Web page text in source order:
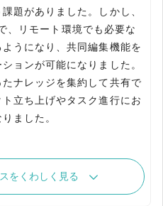
題がありました。しかし、
、リモート環境でも必要な
うになり、共同編集機能を
ョンが可能になりました。
ナレッジを集約して共有で
立ち上げやタスク進行にお
ました。
をくわしく見る